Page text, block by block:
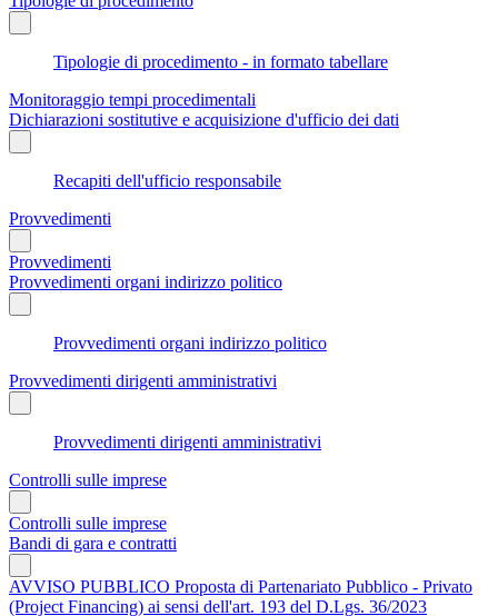
Tipologie di procedimento - in formato tabellare
Monitoraggio tempi procedimentali
Dichiarazioni sostitutive e acquisizione d'ufficio dei dati
Recapiti dell'ufficio responsabile
Provvedimenti
Provvedimenti
Provvedimenti organi indirizzo politico
Provvedimenti organi indirizzo politico
Provvedimenti dirigenti amministrativi
Provvedimenti dirigenti amministrativi
Controlli sulle imprese
Controlli sulle imprese
Bandi di gara e contratti
AVVISO PUBBLICO Proposta di Partenariato Pubblico - Privato
(Project Financing) ai sensi dell'art. 193 del D.Lgs. 36/2023